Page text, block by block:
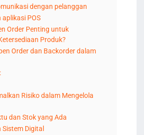
dengan pelanggan
aplikasi POS
Order Penting untuk
Produk?
Order dan Backorder dalam
Risiko dalam Mengelola
dan Stok yang Ada
Digital